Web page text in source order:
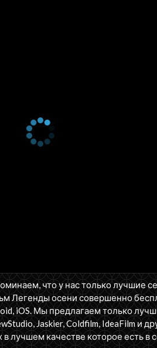
что у нас только лучшие
Легенды осени совершенно
iOS. Мы предлагаем только
Jaskier, Coldfilm, IdeaFilm и
лучшем качестве которое есть в